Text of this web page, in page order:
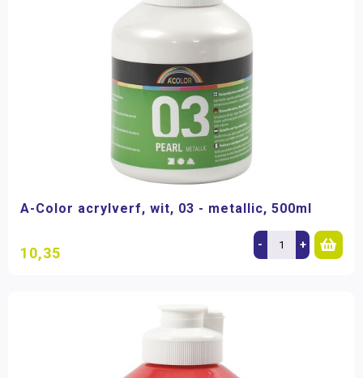
A-Color acrylverf, wit, 03 - metallic, 500ml
10,35 - +